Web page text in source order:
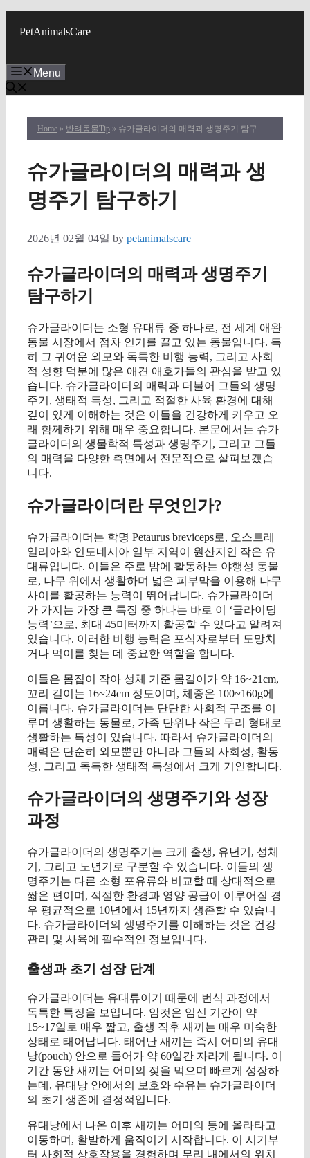
PetAnimalsCare
Menu
Home » 반려동물Tip » 슈가글라이더의 매력과 생명주기 탐구하기
슈가글라이더의 매력과 생
명주기 탐구하기
2026년 02월 04일 by petanimalscare
슈가글라이더의 매력과 생명주기
탐구하기
슈가글라이더는 소형 유대류 중 하나로, 전 세계 애완
동물 시장에서 점차 인기를 끌고 있는 동물입니다. 특
히 그 귀여운 외모와 독특한 비행 능력, 그리고 사회
적 성향 덕분에 많은 애견 애호가들의 관심을 받고 있
습니다. 슈가글라이더의 매력과 더불어 그들의 생명
주기, 생태적 특성, 그리고 적절한 사육 환경에 대해
깊이 있게 이해하는 것은 이들을 건강하게 키우고 오
래 함께하기 위해 매우 중요합니다. 본문에서는 슈가
글라이더의 생물학적 특성과 생명주기, 그리고 그들
의 매력을 다양한 측면에서 전문적으로 살펴보겠습
니다.
슈가글라이더란 무엇인가?
슈가글라이더는 학명 Petaurus breviceps로, 오스트레
일리아와 인도네시아 일부 지역이 원산지인 작은 유
대류입니다. 이들은 주로 밤에 활동하는 야행성 동물
로, 나무 위에서 생활하며 넓은 피부막을 이용해 나무
사이를 활공하는 능력이 뛰어납니다. 슈가글라이더
가 가지는 가장 큰 특징 중 하나는 바로 이 ‘글라이딩
능력’으로, 최대 45미터까지 활공할 수 있다고 알려져
있습니다. 이러한 비행 능력은 포식자로부터 도망치
거나 먹이를 찾는 데 중요한 역할을 합니다.
이들은 몸집이 작아 성체 기준 몸길이가 약 16~21cm,
꼬리 길이는 16~24cm 정도이며, 체중은 100~160g에
이릅니다. 슈가글라이더는 단단한 사회적 구조를 이
루며 생활하는 동물로, 가족 단위나 작은 무리 형태로
생활하는 특성이 있습니다. 따라서 슈가글라이더의
매력은 단순히 외모뿐만 아니라 그들의 사회성, 활동
성, 그리고 독특한 생태적 특성에서 크게 기인합니다.
슈가글라이더의 생명주기와 성장
과정
슈가글라이더의 생명주기는 크게 출생, 유년기, 성체
기, 그리고 노년기로 구분할 수 있습니다. 이들의 생
명주기는 다른 소형 포유류와 비교할 때 상대적으로
짧은 편이며, 적절한 환경과 영양 공급이 이루어질 경
우 평균적으로 10년에서 15년까지 생존할 수 있습니
다. 슈가글라이더의 생명주기를 이해하는 것은 건강
관리 및 사육에 필수적인 정보입니다.
출생과 초기 성장 단계
슈가글라이더는 유대류이기 때문에 번식 과정에서
독특한 특징을 보입니다. 암컷은 임신 기간이 약
15~17일로 매우 짧고, 출생 직후 새끼는 매우 미숙한
상태로 태어납니다. 태어난 새끼는 즉시 어미의 유대
낭(pouch) 안으로 들어가 약 60일간 자라게 됩니다. 이
기간 동안 새끼는 어미의 젖을 먹으며 빠르게 성장하
는데, 유대낭 안에서의 보호와 수유는 슈가글라이더
의 초기 생존에 결정적입니다.
유대낭에서 나온 이후 새끼는 어미의 등에 올라타고
이동하며, 활발하게 움직이기 시작합니다. 이 시기부
터 사회적 상호작용을 경험하며 무리 내에서의 위치